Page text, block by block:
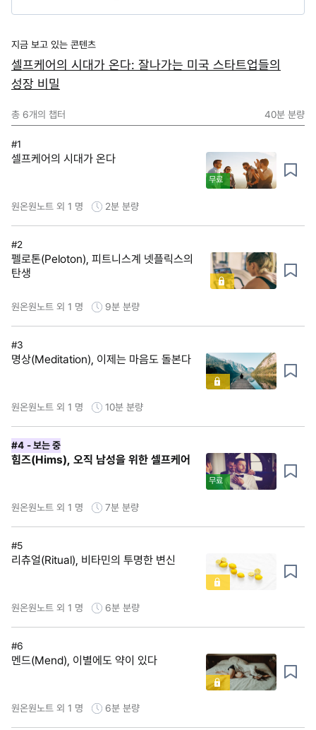
지금 보고 있는 콘텐츠
셀프케어의 시대가 온다: 잘나가는 미국 스타트업들의
성장 비밀
총 6개의 챕터 40분 분량
#1
셀프케어의 시대가 온다
무료
원온원노트 외 1 명 2분 분량
#2
펠로톤(Peloton), 피트니스계 넷플릭스의
탄생
원온원노트 외 1 명 9분 분량
#3
명상(Meditation), 이제는 마음도 돌본다
원온원노트 외 1 명 10분 분량
#4 - 보는 중
힘즈(Hims), 오직 남성을 위한 셀프케어
무료
원온원노트 외 1 명 7분 분량
#5
리츄얼(Ritual), 비타민의 투명한 변신
원온원노트 외 1 명 6분 분량
#6
멘드(Mend), 이별에도 약이 있다
원온원노트 외 1 명 6분 분량